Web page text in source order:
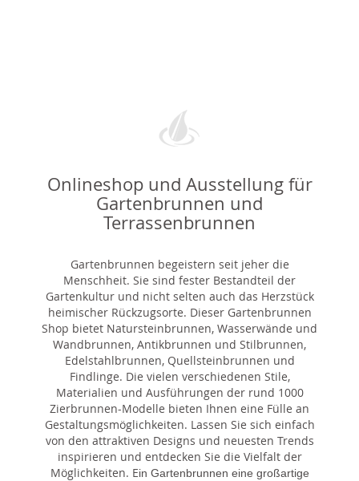
Onlineshop und Ausstellung für
Gartenbrunnen und
Terrassenbrunnen
Gartenbrunnen begeistern seit jeher die
Menschheit. Sie sind fester Bestandteil der
Gartenkultur und nicht selten auch das Herzstück
heimischer Rückzugsorte. Dieser Gartenbrunnen
Shop bietet Natursteinbrunnen, Wasserwände und
Wandbrunnen, Antikbrunnen und Stilbrunnen,
Edelstahlbrunnen, Quellsteinbrunnen und
Findlinge. Die vielen verschiedenen Stile,
Materialien und Ausführungen der rund 1000
Zierbrunnen-Modelle bieten Ihnen eine Fülle an
Gestaltungsmöglichkeiten. Lassen Sie sich einfach
von den attraktiven Designs und neuesten Trends
inspirieren und entdecken Sie die Vielfalt der
Möglichkeiten. Ein Gartenbrunnen eine großartige